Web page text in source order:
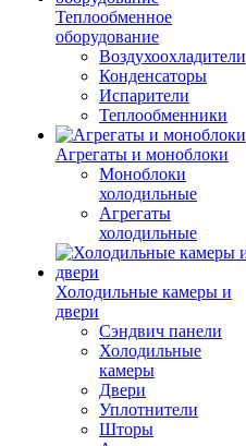
Теплообменное
оборудование
Воздухоохладители
Конденсаторы
Испарители
Теплообменники
Агрегаты и моноблоки
Моноблоки
холодильные
Агрегаты
холодильные
Холодильные камеры и
двери
Сэндвич панели
Холодильные
камеры
Двери
Уплотнители
Шторы